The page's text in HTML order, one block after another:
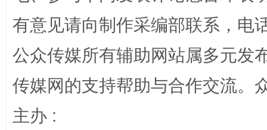
完善运行机制助力责任有效落实 一纸欠
有意见请向制作采编部联系，电
公众传媒所有辅助网站属多元发
传媒网的支持帮助与合作交流。
主办 :